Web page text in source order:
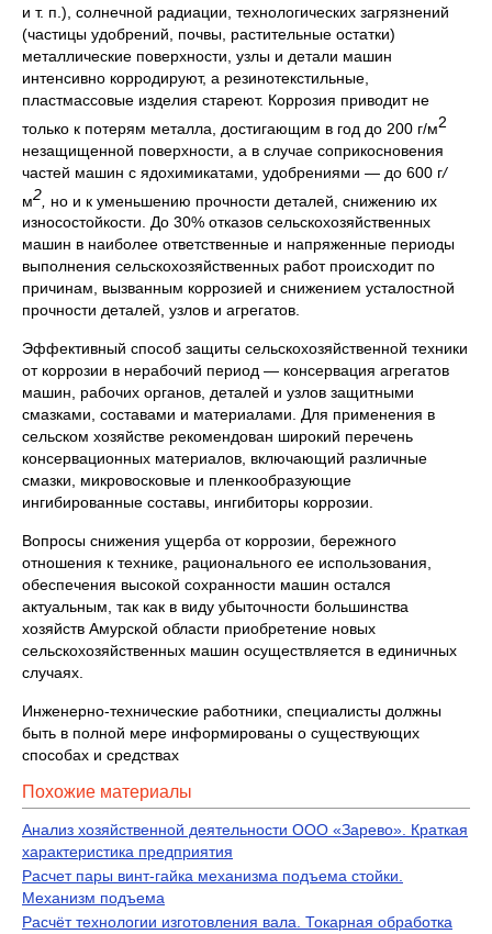
и т. п.), солнечной радиации, технологических загрязнений
(частицы удобрений, почвы, растительные остатки)
металлические поверхности, узлы и детали машин
интенсивно корродируют, а резинотекстильные,
пластмассовые изделия стареют. Коррозия приводит не
только к потерям металла, достигающим в год до 200 г/м2
незащищенной поверхности, а в случае соприкосновения
частей машин с ядохимикатами, удобрениями — до 600 г/
м2 но и к уменьшению прочности деталей, снижению их
износостойкости. До 30% отказов сельскохозяйственных
машин в наиболее ответственные и напряженные периоды
выполнения сельскохозяйственных работ происходит по
причинам, вызванным коррозией и снижением усталостной
прочности деталей, узлов и агрегатов.
Эффективный способ защиты сельскохозяйственной техники
от коррозии в нерабочий период — консервация агрегатов
машин, рабочих органов, деталей и узлов защитными
смазками, составами и материалами. Для применения в
сельском хозяйстве рекомендован широкий перечень
консервационных материалов, включающий различные
смазки, микровосковые и пленкообразующие
ингибированные составы, ингибиторы коррозии.
Вопросы снижения ущерба от коррозии, бережного
отношения к технике, рационального ее использования,
обеспечения высокой сохранности машин остался
актуальным, так как в виду убыточности большинства
хозяйств Амурской области приобретение новых
сельскохозяйственных машин осуществляется в единичных
случаях.
Инженерно-технические работники, специалисты должны
быть в полной мере информированы о существующих
способах и средствах
Похожие материалы
Анализ хозяйственной деятельности ООО «Зарево». Краткая
характеристика предприятия
Расчет пары винт-гайка механизма подъема стойки.
Механизм подъема
Расчёт технологии изготовления вала. Токарная обработка